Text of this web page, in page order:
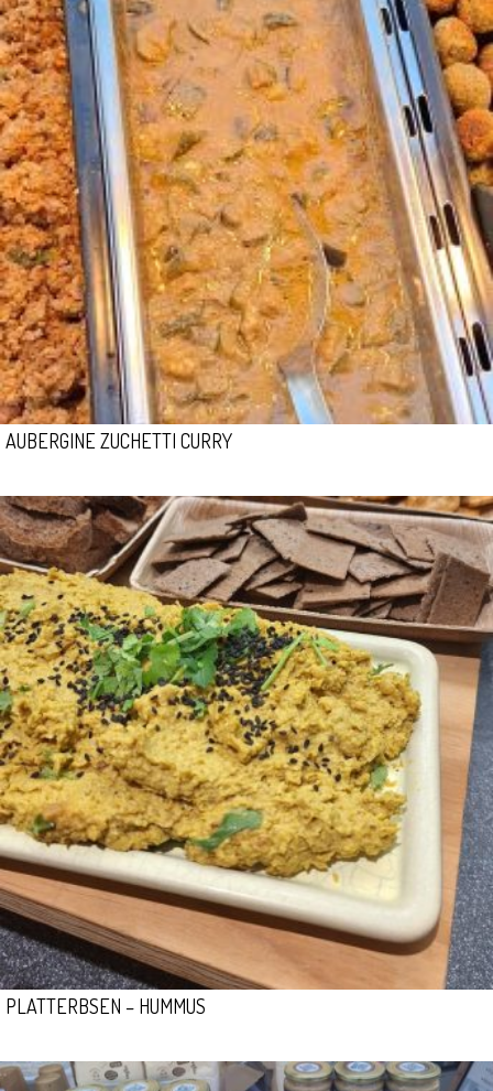
AUBERGINE ZUCHETTI CURRY
PLATTERBSEN – HUMMUS